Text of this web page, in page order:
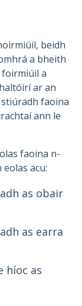
beidh
a bheith
a
ar an
faoina
ann le
faoina n-
acu:
as obair
as earra
híoc as